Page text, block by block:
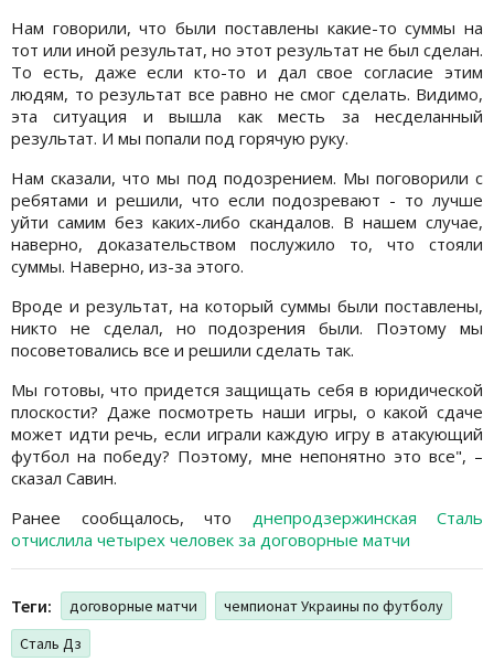
Нам говорили, что были поставлены какие-то суммы на
тот или иной результат, но этот результат не был сделан.
То есть, даже если кто-то и дал свое согласие этим
людям, то результат все равно не смог сделать. Видимо,
эта ситуация и вышла как месть за несделанный
результат. И мы попали под горячую руку.
Нам сказали, что мы под подозрением. Мы поговорили с
ребятами и решили, что если подозревают - то лучше
уйти самим без каких-либо скандалов. В нашем случае,
наверно, доказательством послужило то, что стояли
суммы. Наверно, из-за этого.
Вроде и результат, на который суммы были поставлены,
никто не сделал, но подозрения были. Поэтому мы
посоветовались все и решили сделать так.
Мы готовы, что придется защищать себя в юридической
плоскости? Даже посмотреть наши игры, о какой сдаче
может идти речь, если играли каждую игру в атакующий
футбол на победу? Поэтому, мне непонятно это все", –
сказал Савин.
Ранее сообщалось, что днепродзержинская Сталь
отчислила четырех человек за договорные матчи
Теги: договорные матчи
чемпионат Украины по футболу
Сталь Дз